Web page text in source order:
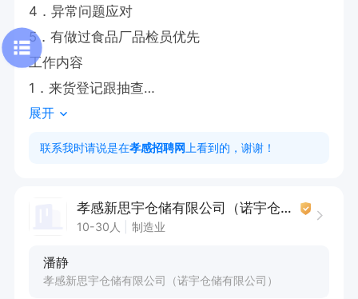
4．异常问题应对
5．有做过食品厂品检员优先
工作内容
1．来货登记跟抽查
2．问题产品分类管理
3．线上抽查快递包裹
展开
联系我时请说是在孝感招聘网 上看到的，谢谢！
孝感新思宇仓储有限公司（诺宇仓储有限公司）
10-30人 制造业
潘静
孝感新思宇仓储有限公司（诺宇仓储有限公司）